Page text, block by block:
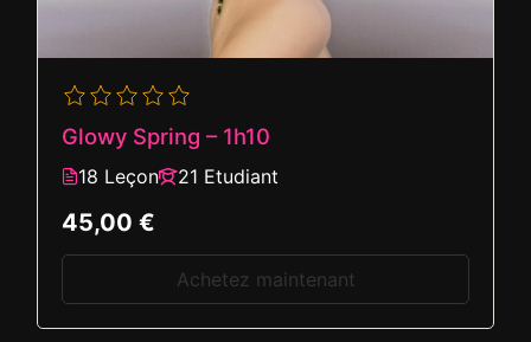
Glowy Spring – 1h10
18 Leçon 21 Etudiant
45,00 €
Achetez maintenant